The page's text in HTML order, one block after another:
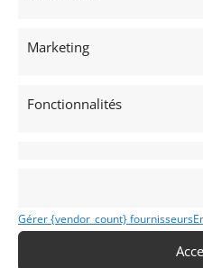
Marketing
Fonctionnalités
Gérer {vendor_count} fournisseurs